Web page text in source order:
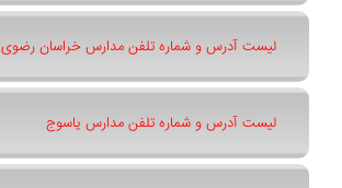
لیست آدرس و شماره تلفن مدارس خراسان رضوی
لیست آدرس و شماره تلفن مدارس یاسوج